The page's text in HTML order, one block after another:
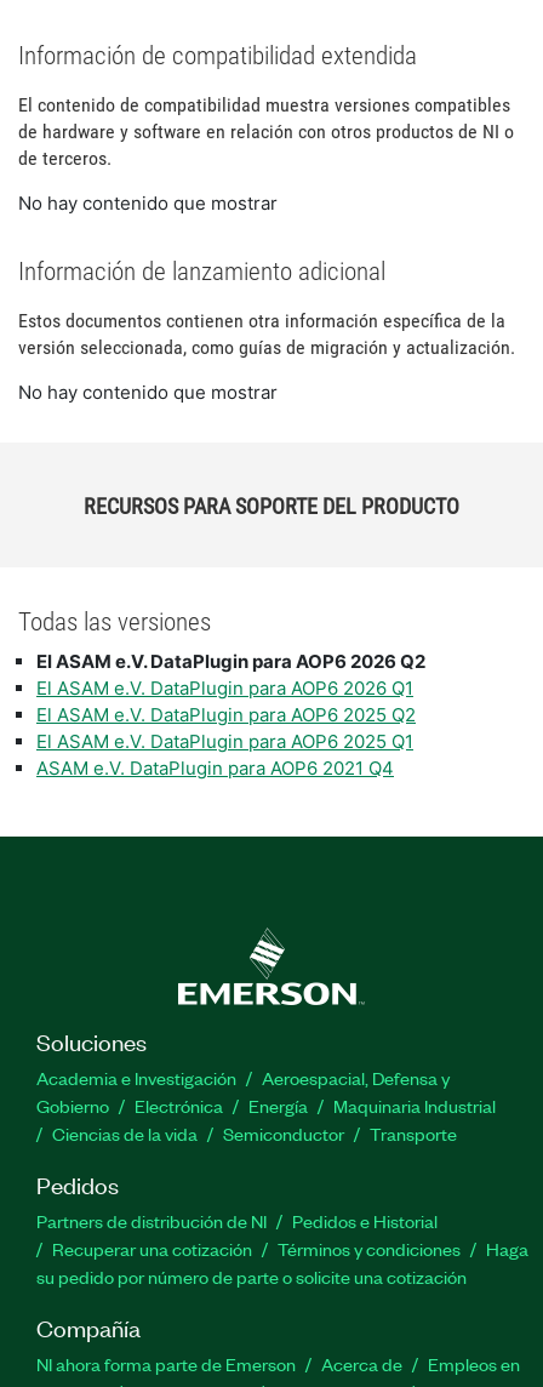
Información de compatibilidad extendida
El contenido de compatibilidad muestra versiones compatibles
de hardware y software en relación con otros productos de NI o
de terceros.
No hay contenido que mostrar
Información de lanzamiento adicional
Estos documentos contienen otra información específica de la
versión seleccionada, como guías de migración y actualización.
No hay contenido que mostrar
RECURSOS PARA SOPORTE DEL PRODUCTO
Todas las versiones
El ASAM e.V. DataPlugin para AOP6 2026 Q2
El ASAM e.V. DataPlugin para AOP6 2026 Q1
El ASAM e.V. DataPlugin para AOP6 2025 Q2
El ASAM e.V. DataPlugin para AOP6 2025 Q1
ASAM e.V. DataPlugin para AOP6 2021 Q4
Soluciones
Academia e Investigación
Aeroespacial, Defensa y
Gobierno
Electrónica Energía
Maquinaria Industrial
Ciencias de la vida
Semiconductor Transporte
Pedidos
Partners de distribución de NI
Pedidos e Historial
Recuperar una cotización
Términos y condiciones
Haga
su pedido por número de parte o solicite una cotización
Compañía
NI ahora forma parte de Emerson Acerca de
Empleos en